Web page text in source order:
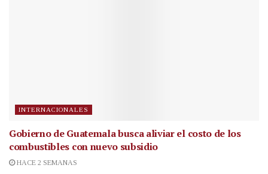
INTERNACIONALES
Gobierno de Guatemala busca aliviar el costo de los
combustibles con nuevo subsidio
HACE 2 SEMANAS